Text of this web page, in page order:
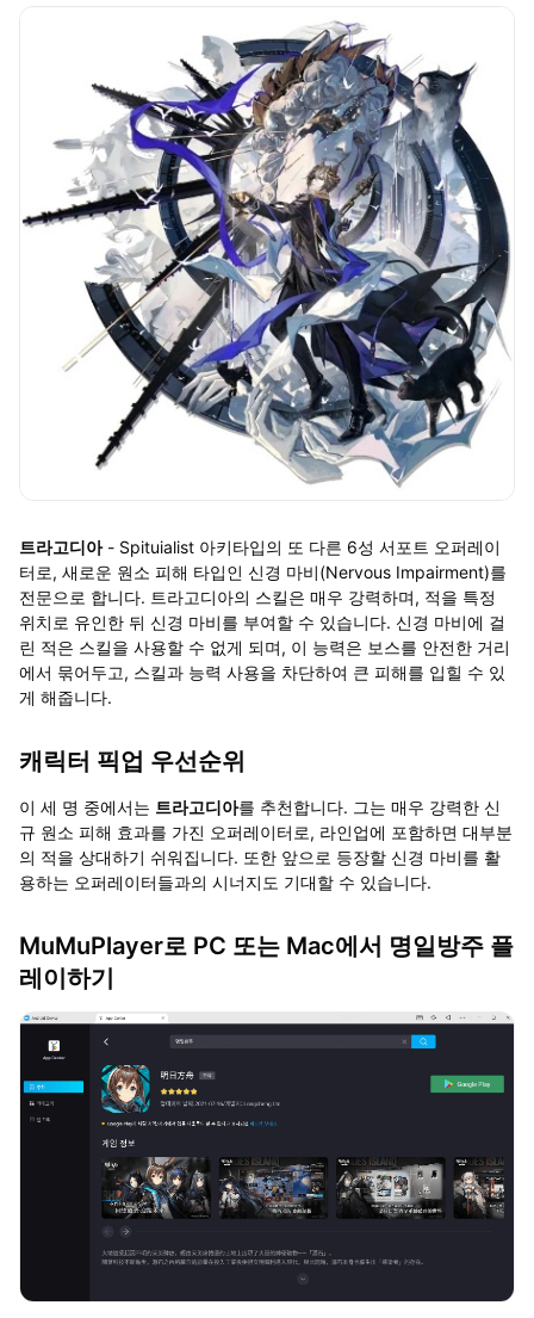
트라고디아- Spituialist 아키타입의 또 다른 6성 서포트 오퍼레이
터로, 새로운 원소 피해 타입인 신경 마비(Nervous Impairment)를
전문으로 합니다. 트라고디아의 스킬은 매우 강력하며, 적을 특정
위치로 유인한 뒤 신경 마비를 부여할 수 있습니다. 신경 마비에 걸
린 적은 스킬을 사용할 수 없게 되며, 이 능력은 보스를 안전한 거리
에서 묶어두고, 스킬과 능력 사용을 차단하여 큰 피해를 입힐 수 있
게 해줍니다.
캐릭터 픽업 우선순위
이 세 명 중에서는 트라고디아를 추천합니다. 그는 매우 강력한 신
규 원소 피해 효과를 가진 오퍼레이터로, 라인업에 포함하면 대부분
의 적을 상대하기 쉬워집니다. 또한 앞으로 등장할 신경 마비를 활
용하는 오퍼레이터들과의 시너지도 기대할 수 있습니다.
MuMuPlayer로 PC 또는 Mac에서 명일방주 플
레이하기